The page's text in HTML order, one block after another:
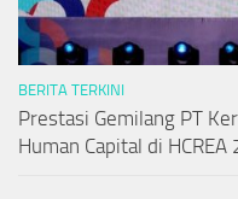
BERITA TERKINI
Prestasi Gemilang PT
Human Capital di HCREA